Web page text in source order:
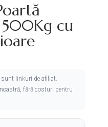
cu
sunt linkuri de afiliat.
fără costuri pentru